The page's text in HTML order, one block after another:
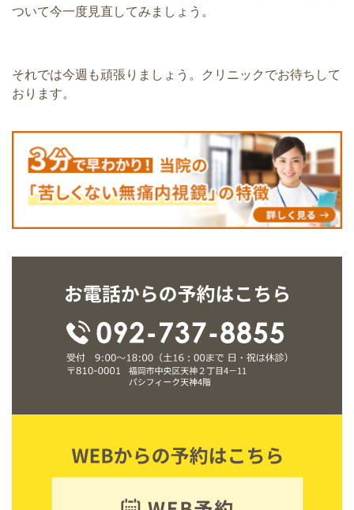
ついて今一度見直してみましょう。
それでは今週も頑張りましょう。クリニックでお待ちして
おります。